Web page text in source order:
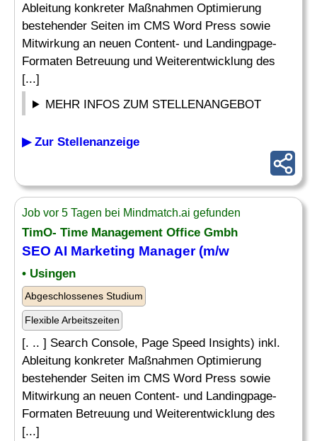
Ableitung konkreter Maßnahmen Optimierung
bestehender Seiten im CMS Word Press sowie
Mitwirkung an neuen Content- und Landingpage-
Formaten Betreuung und Weiterentwicklung des
[...]
MEHR INFOS ZUM STELLENANGEBOT
▶ Zur Stellenanzeige
Job vor 5 Tagen bei Mindmatch.ai gefunden
TimO- Time Management Office Gmbh
SEO AI Marketing Manager (m/w
• Usingen
Abgeschlossenes Studium
Flexible Arbeitszeiten
[. .. ] Search Console, Page Speed Insights) inkl.
Ableitung konkreter Maßnahmen Optimierung
bestehender Seiten im CMS Word Press sowie
Mitwirkung an neuen Content- und Landingpage-
Formaten Betreuung und Weiterentwicklung des
[...]